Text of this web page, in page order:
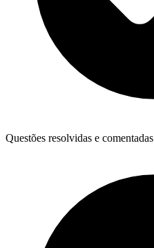
Questões resolvidas e comentadas